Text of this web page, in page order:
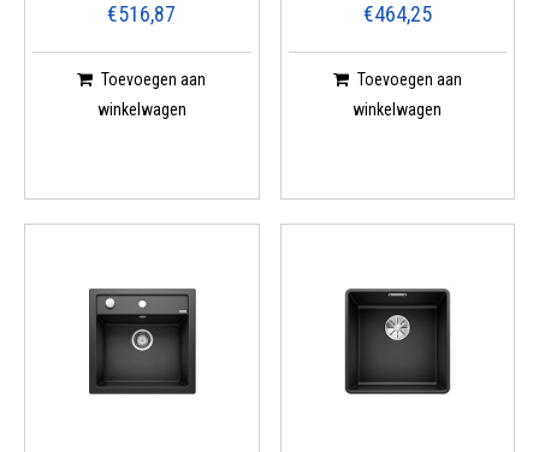
€516,87
Toevoegen aan
winkelwagen
€464,25
Toevoegen aan
winkelwagen